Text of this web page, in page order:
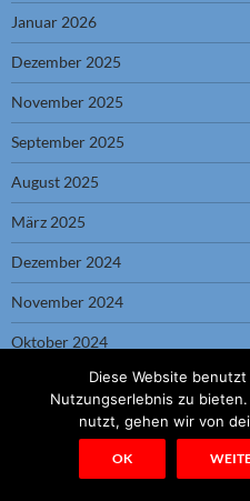
Januar 2026
Dezember 2025
November 2025
September 2025
August 2025
März 2025
Dezember 2024
November 2024
Oktober 2024
September 2024
August 2024
Diese Website
Nutzungserlebnis zu
nutzt, gehen wir von
OK